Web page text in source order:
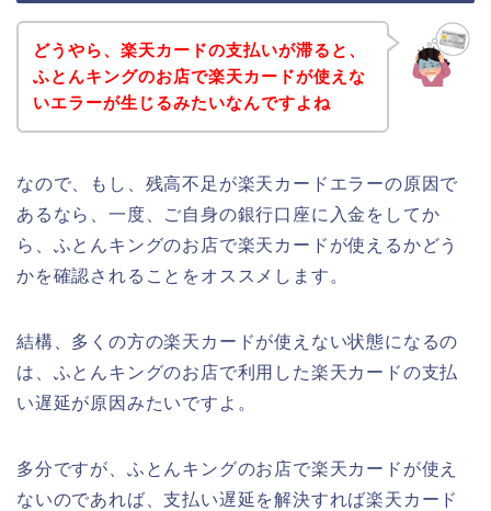
どうやら、楽天カードの支払いが滞ると、
ふとんキングのお店で楽天カードが使えな
いエラーが生じるみたいなんですよね
なので、もし、残高不足が楽天カードエラーの原因で
あるなら、一度、ご自身の銀行口座に入金をしてか
ら、ふとんキングのお店で楽天カードが使えるかどう
かを確認されることをオススメします。
結構、多くの方の楽天カードが使えない状態になるの
は、ふとんキングのお店で利用した楽天カードの支払
い遅延が原因みたいですよ。
多分ですが、ふとんキングのお店で楽天カードが使え
ないのであれば、支払い遅延を解決すれば楽天カード